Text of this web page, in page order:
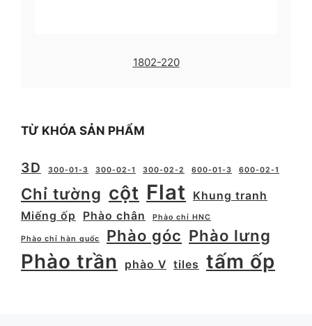
1802-220
TỪ KHÓA SẢN PHẨM
3D 300-01-3 300-02-1 300-02-2 600-01-3 600-02-1
Chỉ tường cột Flat
Khung tranh
Miếng ốp
Phào chân Phào chỉ HNC
Phào chỉ hàn quốc Phào góc Phào lưng
Phào trần phào V tiles tấm ốp